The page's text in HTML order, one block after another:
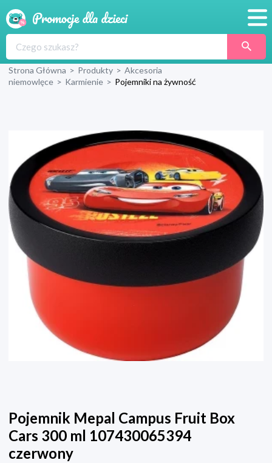
Produkty
Blog
Wyprawka
Strona Główna > Produkty > Akcesoria
niemowlęce > Karmienie > Pojemniki na żywność
Pojemnik Mepal Campus Fruit Box
Cars 300 ml 107430065394
czerwony